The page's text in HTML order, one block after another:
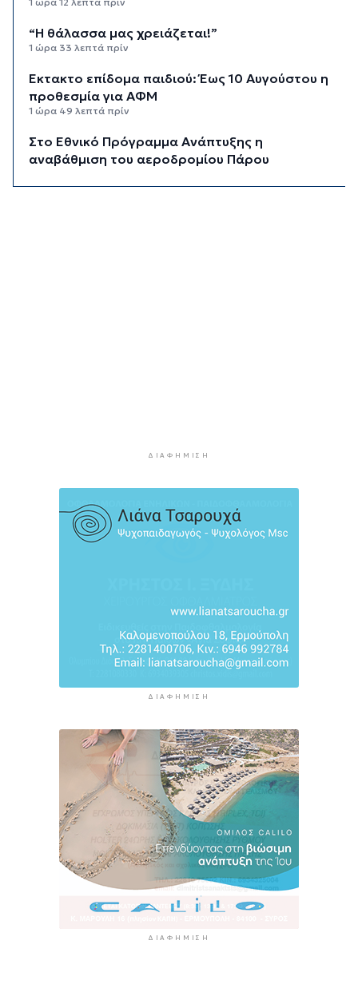
“Η θάλασσα μας χρειάζεται!”
1 ώρα 33 λεπτά πρίν
Έκτακτο επίδομα παιδιού: Έως 10 Αυγούστου η
προθεσμία για ΑΦΜ
1 ώρα 49 λεπτά πρίν
Στο Εθνικό Πρόγραμμα Ανάπτυξης η
αναβάθμιση του αεροδρομίου Πάρου
ανατιμήσεων - Οι κατηγορίες με τη μεγαλύτερη
πίεση
3 ώρες 53 λεπτά πρίν
ΔΙΑΦΉΜΙΣΗ
ΔΙΑΦΉΜΙΣΗ
ΔΙΑΦΉΜΙΣΗ